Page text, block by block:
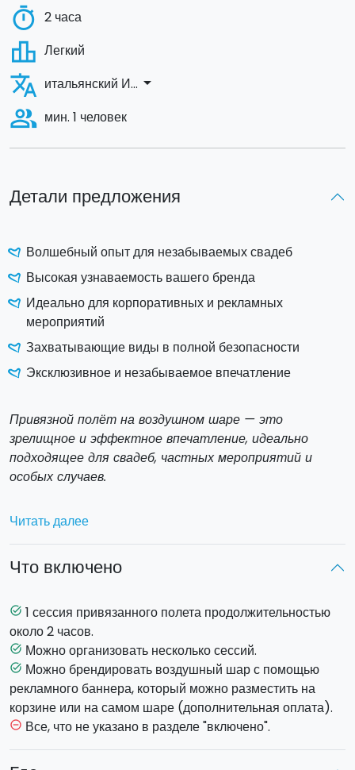
Детали предложения
Волшебный опыт для незабываемых свадеб
Высокая узнаваемость вашего бренда
Идеально для корпоративных и рекламных
мероприятий
Захватывающие виды в полной безопасности
Эксклюзивное и незабываемое впечатление
Привязной полёт на воздушном шаре — это
зрелищное и эффектное впечатление, идеально
подходящее для свадеб, частных мероприятий и
особых случаев.
Представьте себе молодожёнов, плавно
поднимающихся в небо на закате
сицилийские пейзажи: оригинальное и элегантное
незабываемых воспоминаний и потрясающих
фотографий.
Воздушный шар, надёжно закреплённый тремя тросами,
поднимается примерно на 30 метров, позволяя
испытать ощущение полёта в полной безопасности. Во
время мероприятия, которое может длиться до двух
продолжительностью 5–10 минут каждый,
Читать далее
Что включено
task_alt 1 сессия привязанного полета продолжительностью
около 2 часов.
task_alt Можно организовать несколько сессий.
task_alt Можно брендировать воздушный шар с помощью
рекламного баннера, который можно разместить на
корзине или на самом шаре (дополнительная оплата).
remove_circle_outline Все, что не указано в разделе "включено".
timer 2 часа
leaderboard Легкий
translate итальянский И... arrow_drop_down
people_alt мин. 1 человек